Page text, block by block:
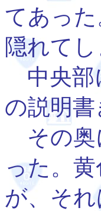
てあった
隠れてし
中央部
の説明書
その奥
った。
が、それ